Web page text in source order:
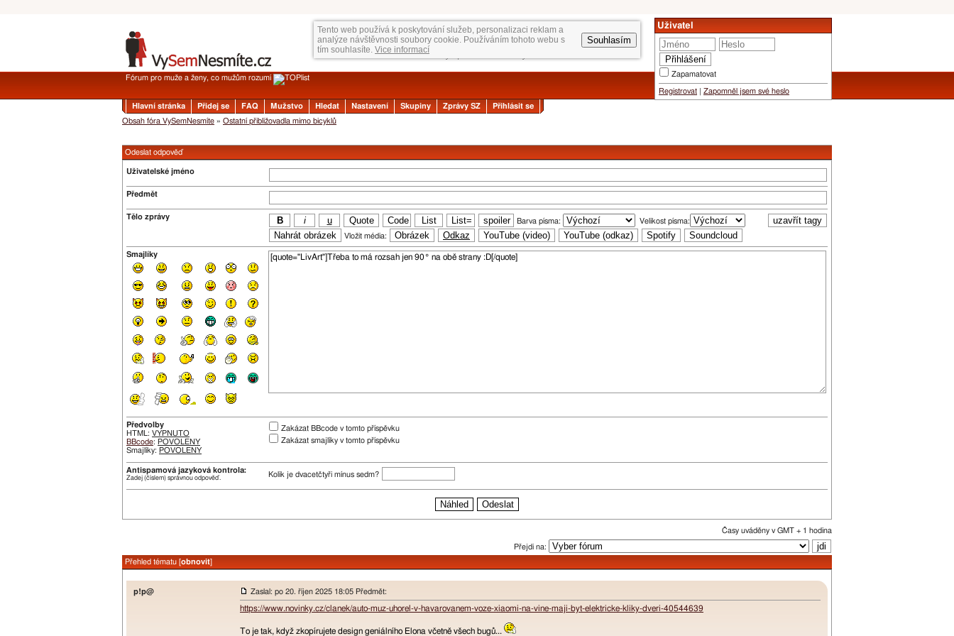
Tento web používá k poskytování služeb, personalizaci reklam a
analýze návštěvnosti soubory cookie. Používáním tohoto webu s
tím souhlasíte. Vice informací
Souhlasím
Uživatel
Zapamatovat
Registrovat Zapomněl jsem své heslo
Fórum pro muže a ženy, co mužům rozumí
Hlavní stránka Přidej se FAQ Mužstvo Hledat Nastavení Skupiny Zprávy SZ
Přihlásit se
Obsah fóra VySemNesmíte » Ostatní přibližovadla mimo bicyklů
Odeslat odpověď
Uživatelské jméno
Předmět
Tělo zprávy
Barva písma:
Velikost písma:
Vložit média:
Smajlíky
Předvolby
HTML: VYPNUTO
BBcode: POVOLENY
Smajlíky: POVOLENY
Zakázat BBcode v tomto příspěvku
Zakázat smajlíky v tomto příspěvku
Antispamová jazyková kontrola:
Zadej (číslem) správnou odpověď. Kolik je dvacetčtyři mínus sedm?
Časy uváděny v GMT + 1 hodina
Přejdi na:
Přehled tématu [obnovit]
p!p@ Zaslal: po 20. říjen 2025 18:05 Předmět:
https://www.novinky.cz/clanek/auto-muz-uhorel-v-havarovanem-voze-xiaomi-na-vine-maji-byt-elektricke-kliky-dveri-40544639
To je tak, když zkopírujete design geniálního Elona včetně všech bugů...